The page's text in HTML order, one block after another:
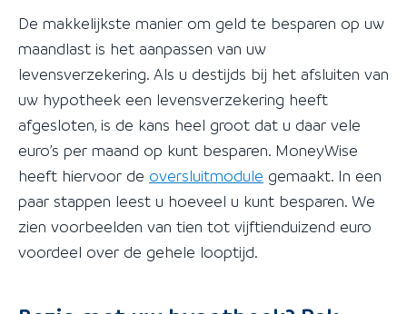
De makkelijkste manier om geld te besparen op uw
maandlast is het aanpassen van uw
levensverzekering. Als u destijds bij het afsluiten van
uw hypotheek een levensverzekering heeft
afgesloten, is de kans heel groot dat u daar vele
euro’s per maand op kunt besparen. MoneyWise
heeft hiervoor de oversluitmodule gemaakt. In een
paar stappen leest u hoeveel u kunt besparen. We
zien voorbeelden van tien tot vijftienduizend euro
voordeel over de gehele looptijd.